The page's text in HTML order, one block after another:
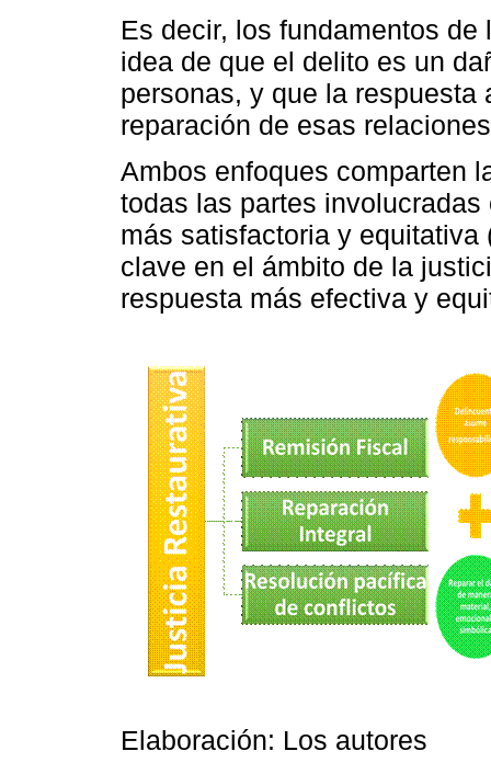
Es decir, los fundamentos
idea de que el delito es un
personas, y que la
reparación de esas
Ambos enfoques comparten
todas las partes
más satisfactoria y equitativa
clave en el ámbito de la
respuesta más efectiva y
Elaboración: Los autores